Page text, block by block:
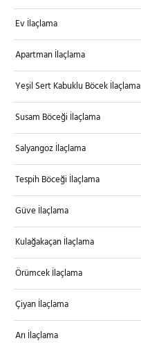
Ev İlaçlama
Apartman İlaçlama
Yeşil Sert Kabuklu Böcek İlaçlama
Susam Böceği İlaçlama
Salyangoz İlaçlama
Tespih Böceği İlaçlama
Güve İlaçlama
Kulağakaçan İlaçlama
Örümcek İlaçlama
Çiyan İlaçlama
Arı İlaçlama